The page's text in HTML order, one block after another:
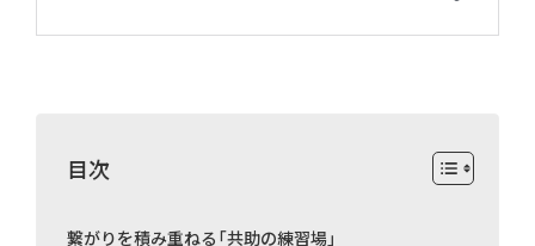
目次
繋がりを積み重ねる「共助の練習場」